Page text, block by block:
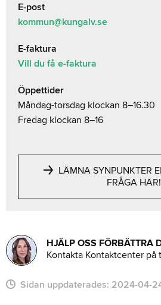
E-post
kommun@kungalv.se
E-faktura
Vill du få e-faktura
Öppettider
Måndag-torsdag klockan 8–16.30
Fredag klockan 8–16
LÄMNA SYNPUNKTER
FRÅGA HÄR!
HJÄLP OSS FÖRBÄTTRA
Kontakta Kontaktcenter
Sidan uppdaterades: 2024-04-